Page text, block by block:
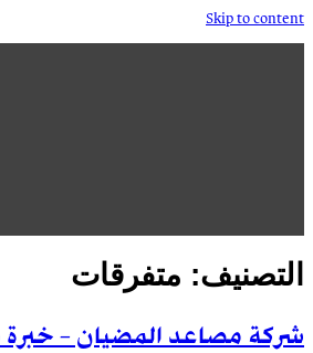
Skip to content
التصنيف: متفرقات
شركة مصاعد المضيان – خبرة منذ 1980 في حلول